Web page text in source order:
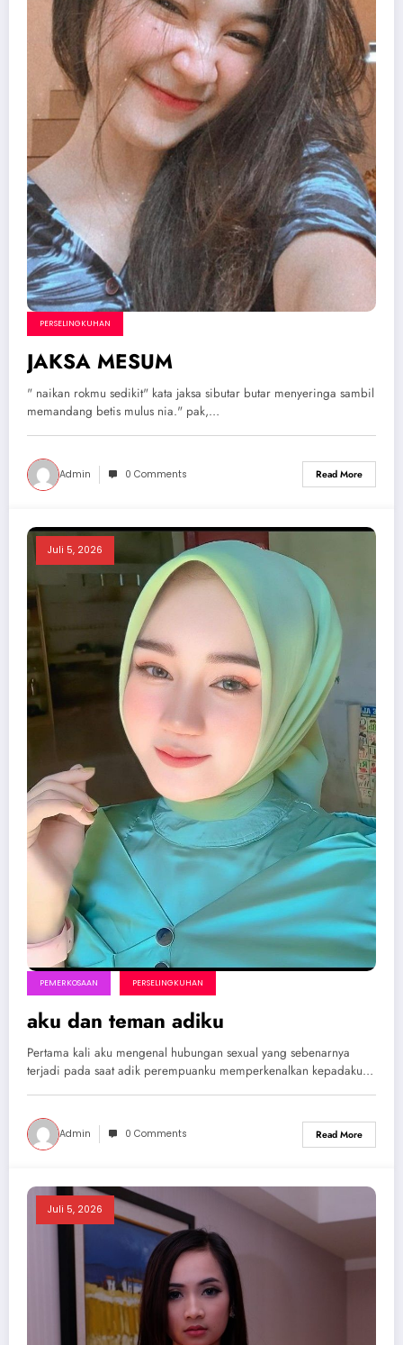
PERSELINGKUHAN
JAKSA MESUM
" naikan rokmu sedikit" kata jaksa sibutar butar menyeringa sambil
memandang betis mulus nia." pak,…
Admin 0 Comments Read More
Juli 5, 2026
PEMERKOSAAN PERSELINGKUHAN
aku dan teman adiku
Pertama kali aku mengenal hubungan sexual yang sebenarnya
terjadi pada saat adik perempuanku memperkenalkan kepadaku…
Admin 0 Comments Read More
Juli 5, 2026